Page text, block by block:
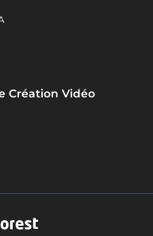
Création Vidéo